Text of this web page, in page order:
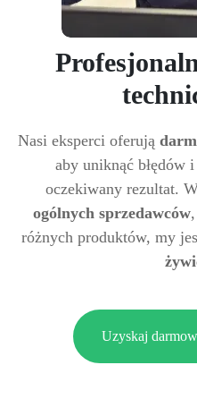
Nasi eksperci oferują
aby uniknąć błędów
oczekiwany rezultat.
ogólnych sprzedawców
różnych produktów, my
Uzyskaj